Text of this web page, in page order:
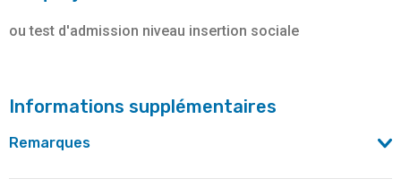
ou test d'admission niveau insertion sociale
Informations supplémentaires
Remarques